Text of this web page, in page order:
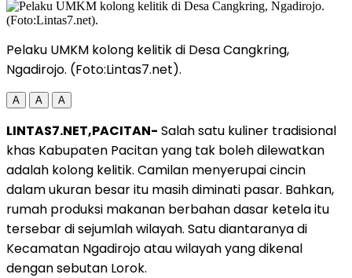
Pelaku UMKM kolong kelitik di Desa Cangkring,
Ngadirojo. (Foto:Lintas7.net).
A A A
LINTAS7.NET,PACITAN- Salah satu kuliner tradisional
khas Kabupaten Pacitan yang tak boleh dilewatkan
adalah kolong kelitik. Camilan menyerupai cincin
dalam ukuran besar itu masih diminati pasar. Bahkan,
rumah produksi makanan berbahan dasar ketela itu
tersebar di sejumlah wilayah. Satu diantaranya di
Kecamatan Ngadirojo atau wilayah yang dikenal
dengan sebutan Lorok.